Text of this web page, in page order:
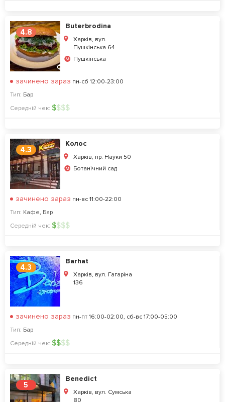
4.8
Buterbrodina
Харків, вул.
Пушкінська 64
Пушкінська
зачинено зараз пн-сб 12:00-23:00
Тип: Бар
Середній чек: $$$$
4.3
Колос
Харків, пр. Науки 50
Ботанічний сад
зачинено зараз пн-вс 11:00-22:00
Тип: Кафе, Бар
Середній чек: $$$$
4.3
Barhat
Харків, вул. Гагаріна
136
зачинено зараз пн-пт 16:00-02:00, сб-вс 17:00-05:00
Тип: Бар
Середній чек: $$$$
5
Benedict
Харків, вул. Сумська
80